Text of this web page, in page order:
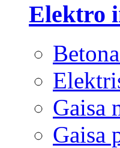
Elektro
Gaisa
Gaisa